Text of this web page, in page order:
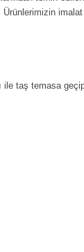
ile taş temasa